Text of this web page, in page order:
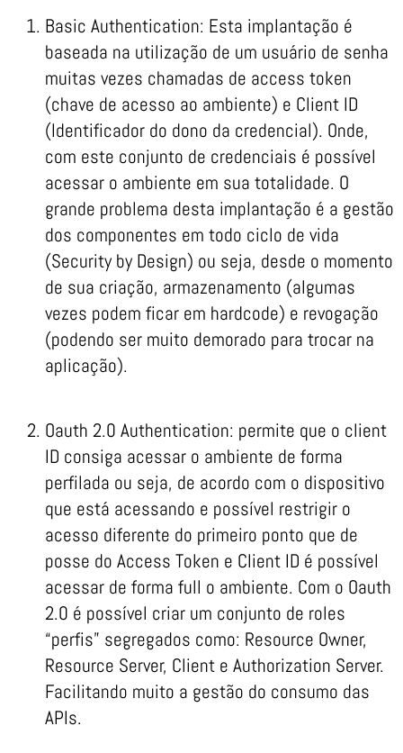
Basic Authentication: Esta implantação é
baseada na utilização de um usuário de senha
muitas vezes chamadas de access token
(chave de acesso ao ambiente) e Client ID
(Identificador do dono da credencial). Onde,
com este conjunto de credenciais é possível
acessar o ambiente em sua totalidade. O
grande problema desta implantação é a gestão
dos componentes em todo ciclo de vida
(Security by Design) ou seja, desde o momento
de sua criação, armazenamento (algumas
vezes podem ficar em hardcode) e revogação
(podendo ser muito demorado para trocar na
aplicação).
Oauth 2.0 Authentication: permite que o client
ID consiga acessar o ambiente de forma
perfilada ou seja, de acordo com o dispositivo
que está acessando e possível restrigir o
acesso diferente do primeiro ponto que de
posse do Access Token e Client ID é possível
acessar de forma full o ambiente. Com o Oauth
2.0 é possível criar um conjunto de roles
“perfis” segregados como: Resource Owner,
Resource Server, Client e Authorization Server.
Facilitando muito a gestão do consumo das
APIs.